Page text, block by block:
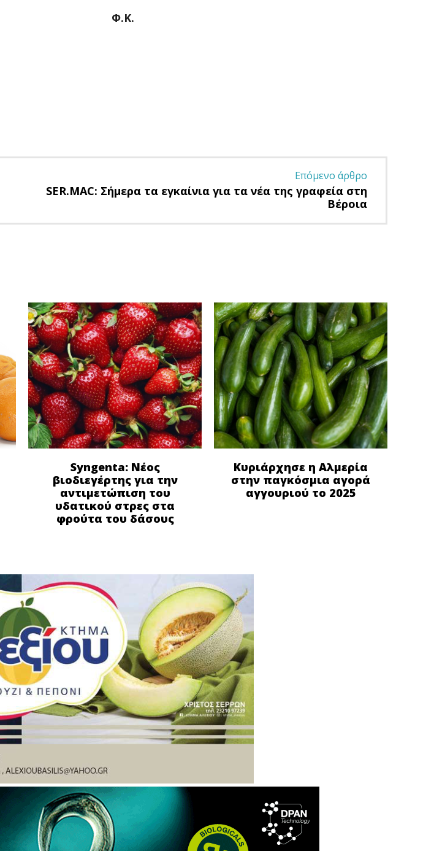
Φ.Κ.
Επόμενο άρθρο
SER.MAC: Σήμερα τα εγκαίνια για τα νέα της γραφεία στη
Βέροια
Syngenta: Νέος
βιοδιεγέρτης για την
αντιμετώπιση του
υδατικού στρες στα
φρούτα του δάσους
Κυριάρχησε η Αλμερία
στην παγκόσμια αγορά
αγγουριού το 2025